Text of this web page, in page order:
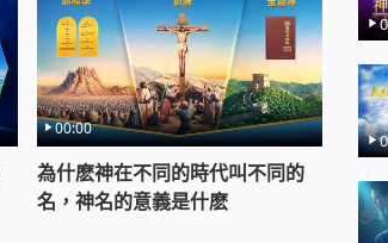
00:00
為什麽神在不同的時代叫不同的
名，神名的意義是什麽